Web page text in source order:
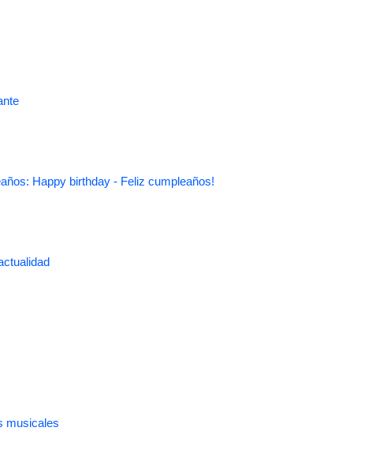
Happy birthday - Feliz cumpleaños!
musicales